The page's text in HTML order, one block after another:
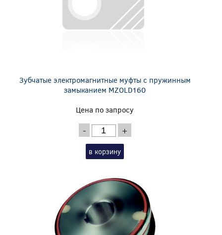
Зубчатые электромагнитные муфты с пружинным
замыканием MZOLD160
Цена по запросу
- +
в корзину